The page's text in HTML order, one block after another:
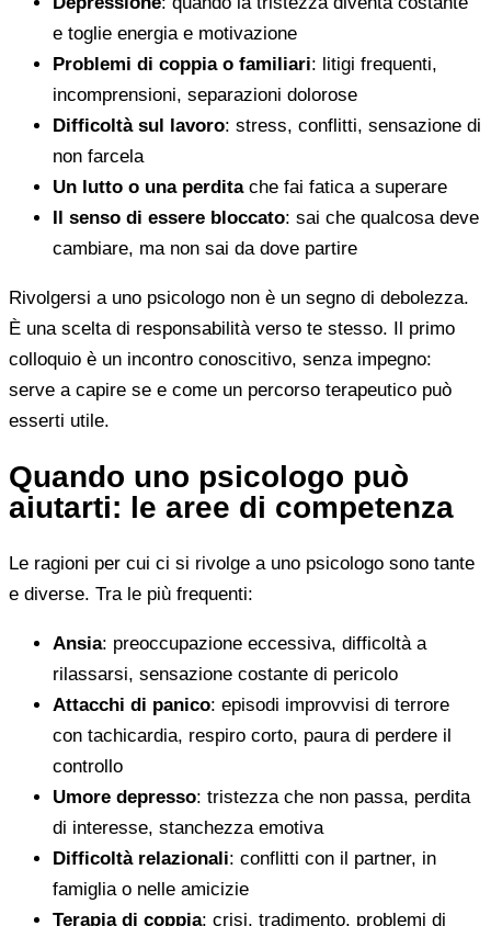
e toglie energia e motivazione
Problemi di coppia o familiari: litigi frequenti,
incomprensioni, separazioni dolorose
Difficoltà sul lavoro: stress, conflitti, sensazione di
non farcela
Un lutto o una perditache fai fatica a superare
Il senso di essere bloccato: sai che qualcosa deve
cambiare, ma non sai da dove partire
Rivolgersi a uno psicologo non è un segno di debolezza.
È una scelta di responsabilità verso te stesso. Il primo
colloquio è un incontro conoscitivo, senza impegno:
serve a capire se e come un percorso terapeutico può
esserti utile.
Quando uno psicologo può
aiutarti: le aree di competenza
Le ragioni per cui ci si rivolge a uno psicologo sono tante
e diverse. Tra le più frequenti:
Ansia: preoccupazione eccessiva, difficoltà a
rilassarsi, sensazione costante di pericolo
Attacchi di panico: episodi improvvisi di terrore
con tachicardia, respiro corto, paura di perdere il
controllo
Umore depresso: tristezza che non passa, perdita
di interesse, stanchezza emotiva
Difficoltà relazionali: conflitti con il partner, in
famiglia o nelle amicizie
Terapia di coppia: crisi, tradimento, problemi di